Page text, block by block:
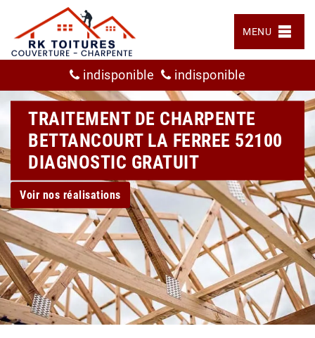
MENU
indisponible indisponible
TRAITEMENT DE CHARPENTE
BETTANCOURT LA FERREE 52100
DIAGNOSTIC GRATUIT
Voir nos réalisations